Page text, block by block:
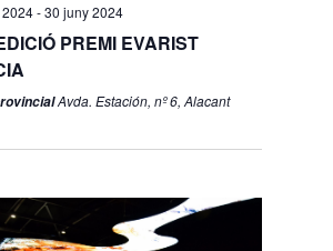
-30 juny 2024
PREMI EVARIST
Avda. Estación, nº 6, Alacant